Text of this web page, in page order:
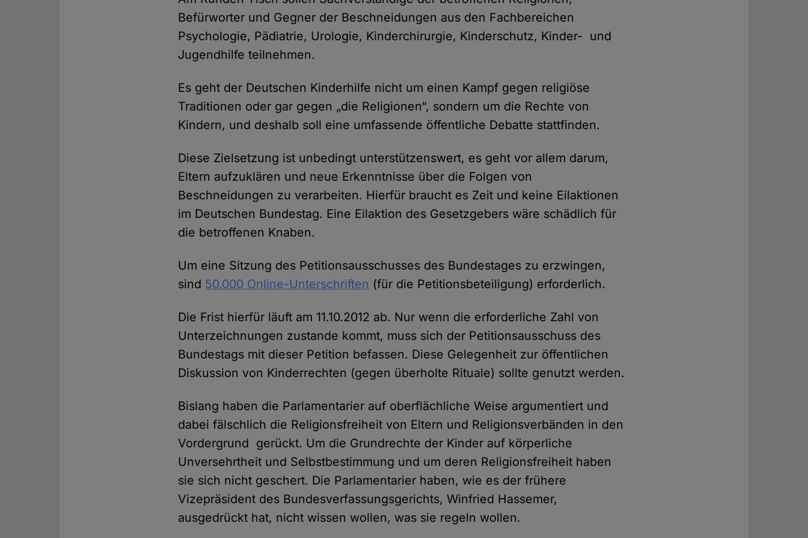
Befürworter und Gegner der Beschneidungen aus den Fachbereichen
Psychologie, Pädiatrie, Urologie, Kinderchirurgie, Kinderschutz, Kinder- und
Jugendhilfe teilnehmen.
Es geht der Deutschen Kinderhilfe nicht um einen Kampf gegen religiöse
Traditionen oder gar gegen „die Religionen“, sondern um die Rechte von
Kindern, und deshalb soll eine umfassende öffentliche Debatte stattfinden.
Diese Zielsetzung ist unbedingt unterstützenswert, es geht vor allem darum,
Eltern aufzuklären und neue Erkenntnisse über die Folgen von
Beschneidungen zu verarbeiten. Hierfür braucht es Zeit und keine Eilaktionen
im Deutschen Bundestag. Eine Eilaktion des Gesetzgebers wäre schädlich für
die betroffenen Knaben.
Um eine Sitzung des Petitionsausschusses des Bundestages zu erzwingen,
sind 50.000 Online-Unterschriften (für die Petitionsbeteiligung) erforderlich.
Die Frist hierfür läuft am 11.10.2012 ab. Nur wenn die erforderliche Zahl von
Unterzeichnungen zustande kommt, muss sich der Petitionsausschuss des
Bundestags mit dieser Petition befassen. Diese Gelegenheit zur öffentlichen
Diskussion von Kinderrechten (gegen überholte Rituale) sollte genutzt werden.
Bislang haben die Parlamentarier auf oberflächliche Weise argumentiert und
dabei fälschlich die Religionsfreiheit von Eltern und Religionsverbänden in den
Vordergrund gerückt. Um die Grundrechte der Kinder auf körperliche
Unversehrtheit und Selbstbestimmung und um deren Religionsfreiheit haben
sie sich nicht geschert. Die Parlamentarier haben, wie es der frühere
Vizepräsident des Bundesverfassungsgerichts, Winfried Hassemer,
ausgedrückt hat, nicht wissen wollen, was sie regeln wollen.